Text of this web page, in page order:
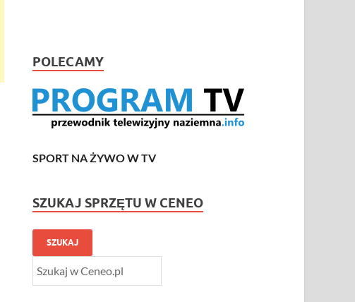
POLECAMY
SPORT NA ŻYWO W TV
SZUKAJ SPRZĘTU W CENEO
SZUKAJ